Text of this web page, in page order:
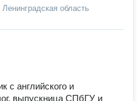
область
с английского и
выпускница СПбГУ и